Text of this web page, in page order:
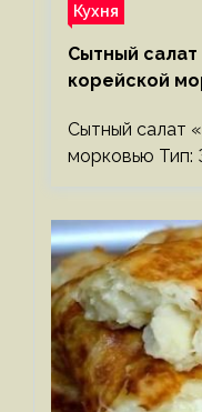
Кухня
Сытный
корейской
Сытный салат
морковью Тип: